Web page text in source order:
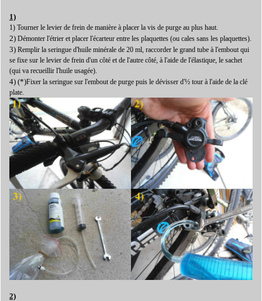
1)
1) Tourner le levier de frein de manière à placer la vis de purge au plus haut.
2) Démonter l'étrier et placer l'écarteur entre les plaquettes (ou cales sans les plaquettes).
3) Remplir la seringue d'huile minérale de 20 ml, raccorder le grand tube à l'embout qui
se fixe sur le levier de frein d'un côté et de l'autre côté, à l'aide de l'élastique, le sachet
(qui va recueillir l'huile usagée).
4) (*)Fixer la seringue sur l'embout de purge puis le dévisser d'½ tour à l'aide de la clé
plate.
2)